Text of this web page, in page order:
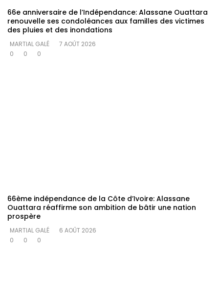
66e anniversaire de l’Indépendance: Alassane Ouattara
renouvelle ses condoléances aux familles des victimes
des pluies et des inondations
MARTIAL GALÉ
7 AOÛT 2026
0
0 0
66ème indépendance de la Côte d’Ivoire: Alassane
Ouattara réaffirme son ambition de bâtir une nation
prospère
MARTIAL GALÉ
6 AOÛT 2026
0
0 0